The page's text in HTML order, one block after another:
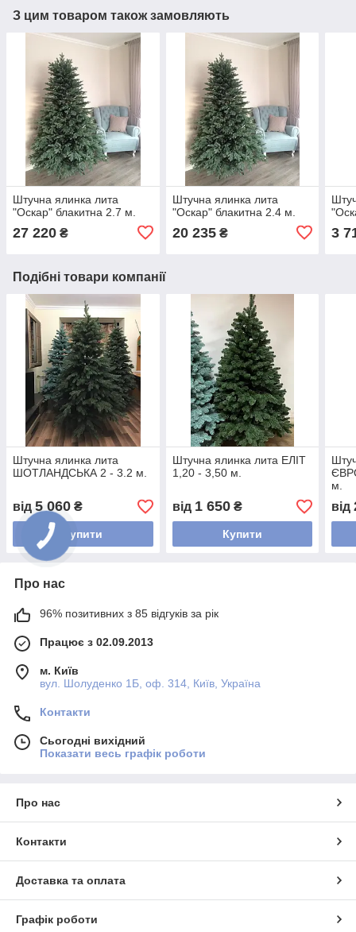
З цим товаром також замовляють
Штучна ялинка лита
"Оскар" блакитна 2.7 м.
27 220 ₴
Штучна ялинка лита
"Оскар" блакитна 2.4 м.
20 235₴ 3
Подібні товари компанії
Штучна ялинка лита
ШОТЛАНДСЬКА 2 - 3.2 м.
від 5 060 ₴
Купити
Штучна ялинка лита ЕЛІТ
1,20 - 3,50 м.
від 1 650₴
Купити
м.
від
Про нас
96% позитивних з 85 відгуків за рік
Працює з 02.09.2013
м. Київ
вул. Шолуденко 1Б, оф. 314, Київ, Україна
Контакти
Сьогодні вихідний
Показати весь графік роботи
Про нас
Контакти
Доставка та оплата
Графік роботи